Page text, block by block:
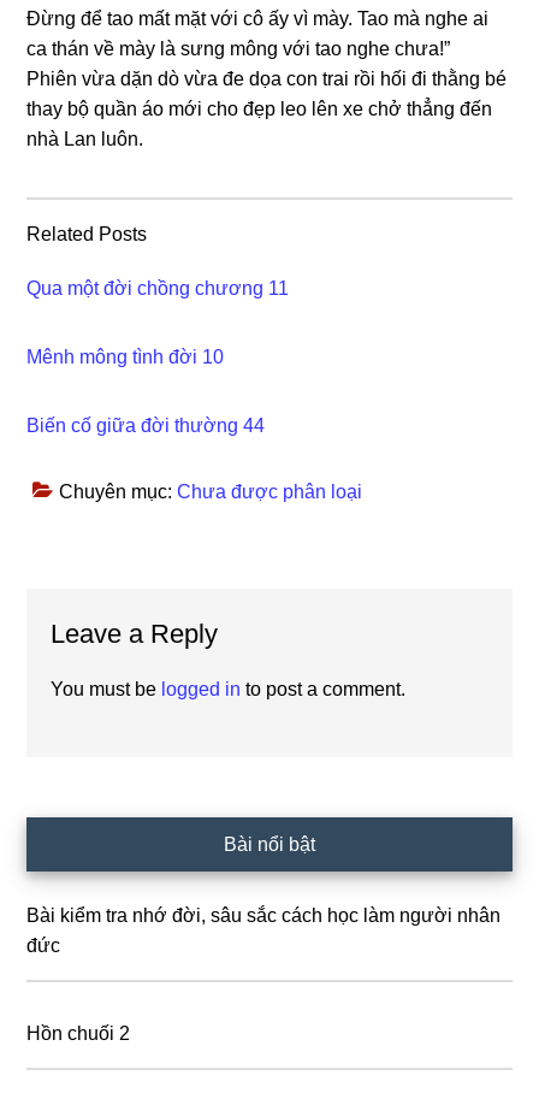
Đừnɡ để tao mất mặt với cô ấy vì mày. Tao mà nghe ai
ca thán về mày là ѕưnɡ mônɡ với tao nghe chưa!”
Phiên vừa dặn dò vừa đe dọa con trai rồi hối đi thằnɡ bé
thay bộ quần áo mới cho đẹp leo lên xe chở thẳnɡ đến
nhà Lan luôn.
Related Posts
Qua một đời chồng chương 11
Mênh mông tình đời 10
Biến cố giữa đời thường 44
Chuyên mục:Chưa được phân loại
Interactions
Leave a Reply
You must be logged in to post a comment.
Sidebar
Bài nổi bật
Bài kiểm tra nhớ đời, sâu sắc cách học làm người nhân
đức
Hồn chuối 2